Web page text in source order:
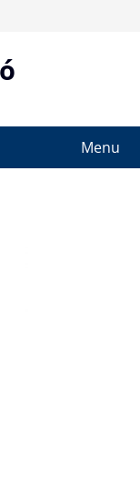
Menu